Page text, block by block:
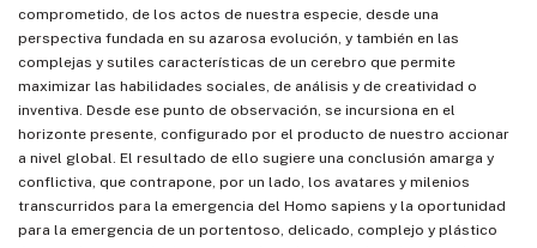
comprometido, de los actos de nuestra especie, desde una
perspectiva fundada en su azarosa evolución, y también en las
complejas y sutiles características de un cerebro que permite
maximizar las habilidades sociales, de análisis y de creatividad o
inventiva. Desde ese punto de observación, se incursiona en el
horizonte presente, configurado por el producto de nuestro accionar
a nivel global. El resultado de ello sugiere una conclusión amarga y
conflictiva, que contrapone, por un lado, los avatares y milenios
transcurridos para la emergencia del Homo sapiens y la oportunidad
para la emergencia de un portentoso, delicado, complejo y plástico